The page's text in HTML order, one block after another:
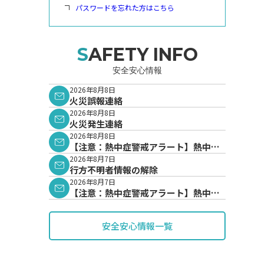
パスワードを忘れた方はこちら
SAFETY INFO
安全安心情報
2026年8月8日
火災誤報連絡
2026年8月8日
火災発生連絡
2026年8月8日
【注意：熱中症警戒アラート】熱中症
警戒アラートが発表されています。
2026年8月7日
行方不明者情報の解除
2026年8月7日
【注意：熱中症警戒アラート】熱中症
安全安心情報一覧